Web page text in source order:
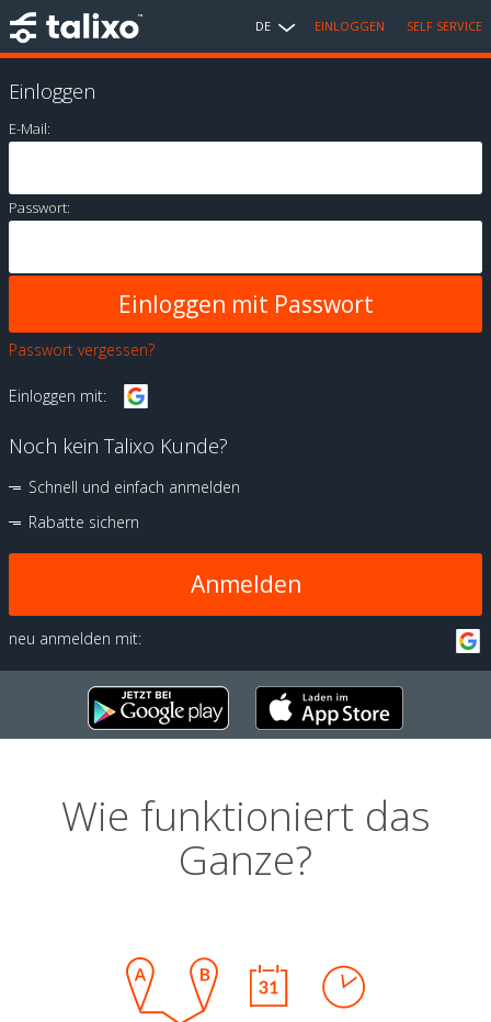
DE EINLOGGEN SELF SERVICE
Einloggen
E-Mail:
Passwort:
Passwort vergessen?
Einloggen mit:
Noch kein Talixo Kunde?
Schnell und einfach anmelden
Rabatte sichern
Anmelden
neu anmelden mit:
Wie funktioniert das
Ganze?